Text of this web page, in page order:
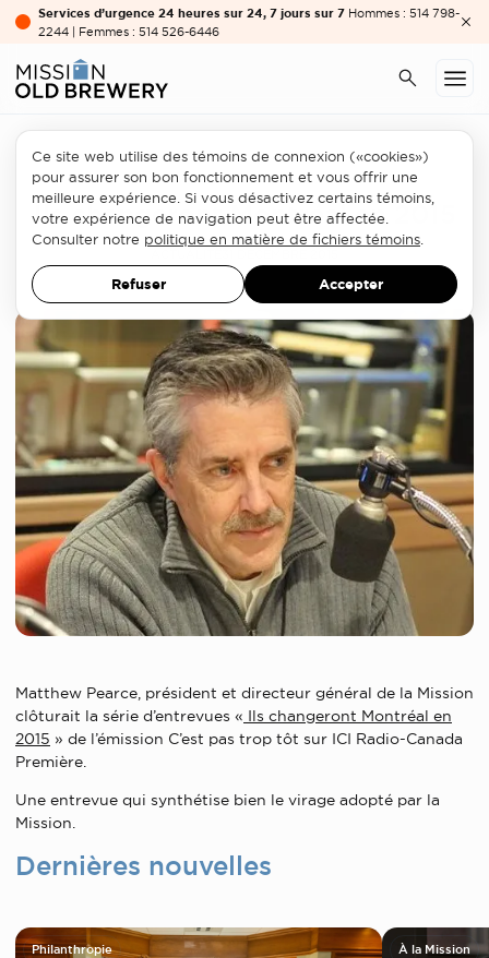
Services d’urgence 24 heures sur 24, 7 jours sur 7 Hommes : 514 798-
2244 | Femmes : 514 526-6446
À la Mission
Ils changeront Montréal en 2015
Matthew Pearce, président et directeur général de la Mission
clôturait la série d’entrevues « Ils changeront Montréal en
2015 » de l’émission C’est pas trop tôt sur ICI Radio-Canada
Première.
Une entrevue qui synthétise bien le virage adopté par la
Mission.
Dernières nouvelles
Philanthropie À la Mission
Ce site web utilise des témoins de connexion («cookies»)
pour assurer son bon fonctionnement et vous offrir une
meilleure expérience. Si vous désactivez certains témoins,
votre expérience de navigation peut être affectée.
Consulter notre politique en matière de fichiers témoins
Refuser Accepter